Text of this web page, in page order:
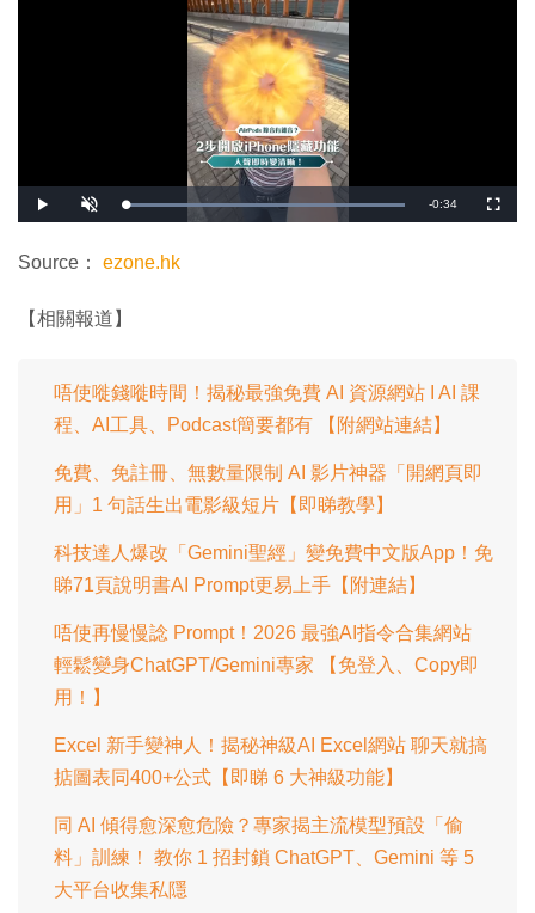
播
放
開
啟
載
入
剩
-0:34
全
螢
Source： ezone.hk
【相關報道】
唔使嘥錢嘥時間！揭秘最強免費 AI 資源網站 I AI 課
程、AI工具、Podcast簡要都有 【附網站連結】
免費、免註冊、無數量限制 AI 影片神器「開網頁即
用」1 句話生出電影級短片【即睇教學】
科技達人爆改「Gemini聖經」變免費中文版App！免
睇71頁說明書AI Prompt更易上手【附連結】
唔使再慢慢諗 Prompt！2026 最強AI指令合集網站
輕鬆變身ChatGPT/Gemini專家 【免登入、Copy即
用！】
Excel 新手變神人！揭秘神級AI Excel網站 聊天就搞
掂圖表同400+公式【即睇 6 大神級功能】
同 AI 傾得愈深愈危險？專家揭主流模型預設「偷
料」訓練！ 教你 1 招封鎖 ChatGPT、Gemini 等 5
大平台收集私隱